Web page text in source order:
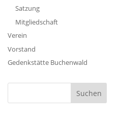
Satzung
Mitgliedschaft
Verein
Vorstand
Gedenkstätte Buchenwald